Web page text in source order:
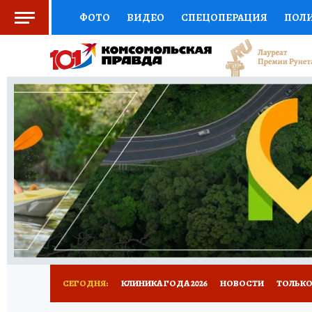
ФОТО ВИДЕО СПЕЦОПЕРАЦИЯ
СОЦПОДДЕРЖКА НАУКА СПОРТ
ВЫБОР ЭКСПЕРТОВ ДОКТОР
КНИЖНАЯ ПОЛКА ПРОГНОЗЫ НА СПОРТ
ПРЕСС-ЦЕНТР НЕДВИЖИМОСТЬ
РАДИО КП РЕКЛАМА ТЕСТЫ НОВОЕ
СЕГОДНЯ: КЛИНИКА ГОДА 2026 НОВОСТИ